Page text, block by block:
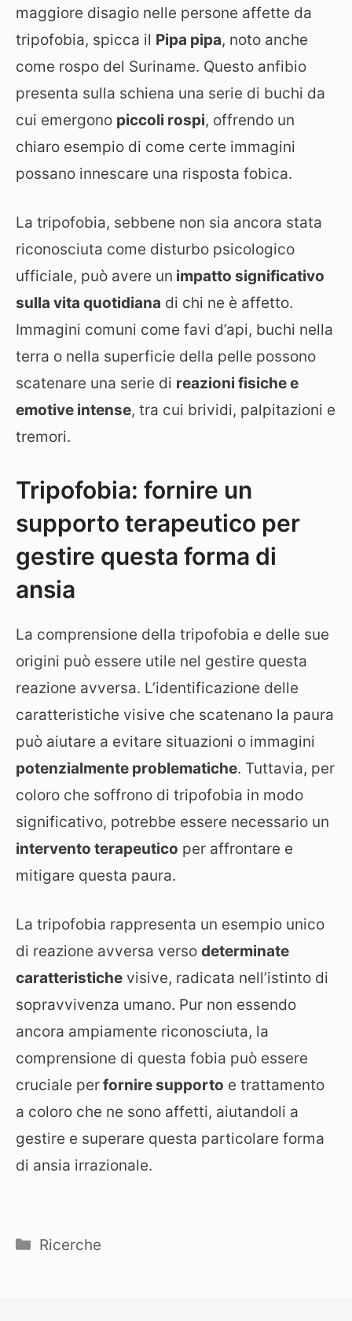
maggiore disagio nelle persone affette da
tripofobia, spicca il Pipa pipa, noto anche
come rospo del Suriname. Questo anfibio
presenta sulla schiena una serie di buchi da
cui emergono piccoli rospi, offrendo un
chiaro esempio di come certe immagini
possano innescare una risposta fobica.
La tripofobia, sebbene non sia ancora stata
riconosciuta come disturbo psicologico
ufficiale, può avere un impatto significativo
sulla vita quotidiana di chi ne è affetto.
Immagini comuni come favi d’api, buchi nella
terra o nella superficie della pelle possono
scatenare una serie di reazioni fisiche e
emotive intense, tra cui brividi, palpitazioni e
tremori.
Tripofobia: fornire un
supporto terapeutico per
gestire questa forma di
ansia
La comprensione della tripofobia e delle sue
origini può essere utile nel gestire questa
reazione avversa. L’identificazione delle
caratteristiche visive che scatenano la paura
può aiutare a evitare situazioni o immagini
potenzialmente problematiche. Tuttavia, per
coloro che soffrono di tripofobia in modo
significativo, potrebbe essere necessario un
intervento terapeutico per affrontare e
mitigare questa paura.
La tripofobia rappresenta un esempio unico
di reazione avversa verso determinate
caratteristiche visive, radicata nell’istinto di
sopravvivenza umano. Pur non essendo
ancora ampiamente riconosciuta, la
comprensione di questa fobia può essere
cruciale perfornire supporto e trattamento
a coloro che ne sono affetti, aiutandoli a
gestire e superare questa particolare forma
di ansia irrazionale.
Categorie
Ricerche